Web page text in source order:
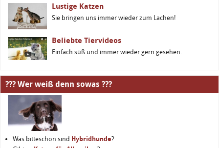
Lustige Katzen
Sie bringen uns immer wieder zum Lachen!
Beliebte Tiervideos
Einfach süß und immer wieder gern gesehen.
??? Wer weiß denn sowas ???
Was bitteschön sind Hybridhunde?